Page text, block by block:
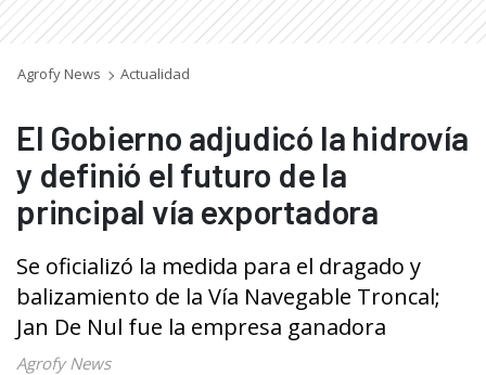
Agrofy News Actualidad
El Gobierno adjudicó la hidrovía
y definió el futuro de la
principal vía exportadora
Se oficializó la medida para el dragado y
balizamiento de la Vía Navegable Troncal;
Jan De Nul fue la empresa ganadora
Agrofy News